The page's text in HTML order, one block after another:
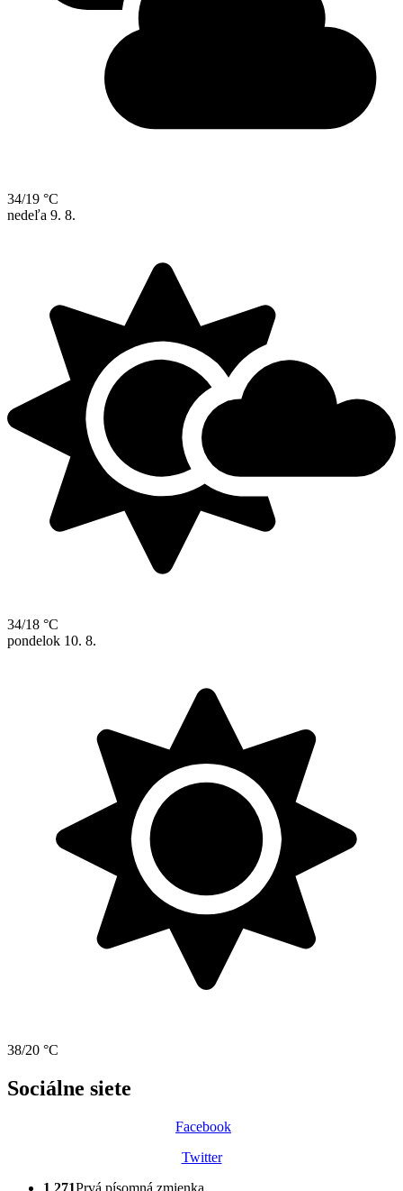
34/19 °C
nedeľa 9. 8.
34/18 °C
pondelok 10. 8.
38/20 °C
Sociálne siete
Facebook
Twitter